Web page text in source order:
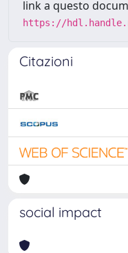
link a questo
https://
Citazioni
social impact